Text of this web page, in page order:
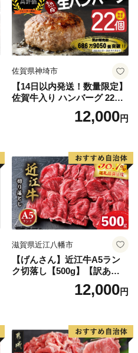
佐賀県神埼市
【14日以内発送！数量限定】
佐賀牛入り ハンバーグ 22個
2.6kg(120g×22個)【佐賀牛
黒毛和牛 ブランド牛 九州 ハ
気】(H083106)
12,000円
滋賀県近江八幡市
【げんさん】近江牛A5ラン
ク切落し【500g】【訳あり】
12,000円